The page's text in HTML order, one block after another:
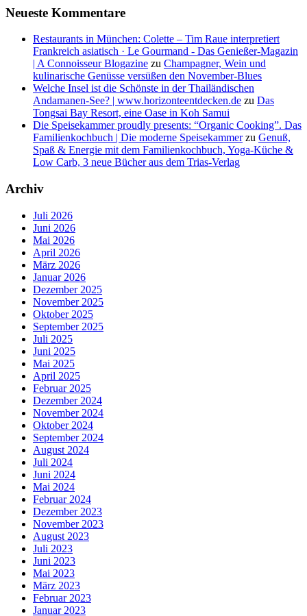
Neueste Kommentare
Restaurants in München: Colette – Tim Raue interpretiert
Frankreich asiatisch · Le Gourmand - Das Genießer-Magazin
| A Connoisseur Blogazine zu Champagner, Wein und
kulinarische Genüsse versüßen den November-Blues
Welche Insel ist die Schönste in der Thailändischen
Andamanen-See? | www.horizonteentdecken.de zu Das
Tongsai Bay Resort, eine Oase in Koh Samui
Die Speisekammer proudly presents: “Organic Cooking”. Das
Familienkochbuch | Die moderne Speisekammerzu Genuß,
Spaß & Energie mit dem Familienkochbuch, Yoga-Küche &
Low Carb, 3 neue Bücher aus dem Trias-Verlag
Archiv
Juli 2026
Juni 2026
Mai 2026
April 2026
März 2026
Januar 2026
Dezember 2025
November 2025
Oktober 2025
September 2025
Juli 2025
Juni 2025
Mai 2025
April 2025
Februar 2025
Dezember 2024
November 2024
Oktober 2024
September 2024
August 2024
Juli 2024
Juni 2024
Mai 2024
Februar 2024
Dezember 2023
November 2023
August 2023
Juli 2023
Juni 2023
Mai 2023
März 2023
Februar 2023
Januar 2023